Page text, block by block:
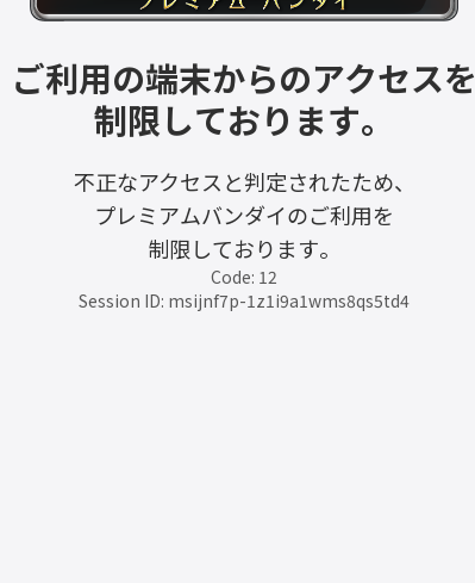
ご利用の端末からのアクセスを
制限しております。
不正なアクセスと判定されたため、
プレミアムバンダイのご利用を
制限しております。
Code: 12
Session ID: msijnf7p-1z1i9a1wms8qs5td4